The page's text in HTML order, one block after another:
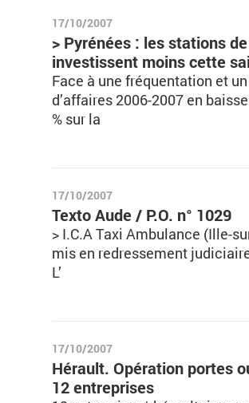
17/10/2007
> Pyrénées : les stations
investissent moins cette
Face à une fréquentation et
d’affaires 2006-2007 en
% sur la
17/10/2007
Texto Aude / P.O. n° 1029
> I.C.A Taxi Ambulance (Ille-
mis en redressement
L’
17/10/2007
Hérault. Opération portes
12 entreprises